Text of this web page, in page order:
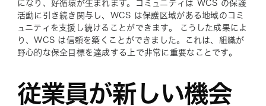
になり、好循環が生まれます。コミュニティは WCS の保護
活動に引き続き関与し、WCS は保護区域がある地域のコミ
ュニティを支援し続けることができます。 こうした成果によ
り、WCS は信頼を築くことができました。これは、組織が
野心的な保全目標を達成する上で非常に重要なことです。
従業員が新しい機会